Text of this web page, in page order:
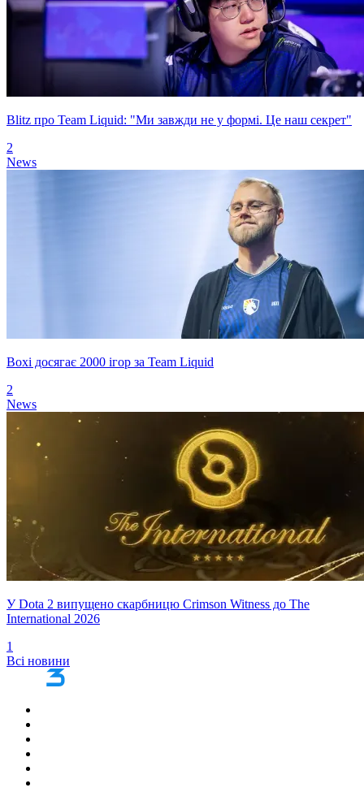
Blitz про Team Liquid: "Ми завжди не у формі. Це наш секрет"
2
News
Boxi досягає 2000 ігор за Team Liquid
2
News
У Dota 2 випущено скарбницю Crimson Witness до The
International 2026
1
Всі новини